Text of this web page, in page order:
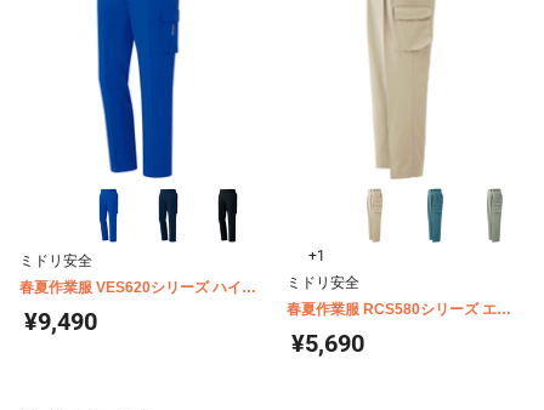
ミドリ安全
春夏作業服 VES620シリーズ ハイス
トレッチカーゴパンツ
¥9,490
+1
ミドリ安全
春夏作業服 RCS580シリーズ エコ
帯電防止 カーゴスラックス
¥5,690